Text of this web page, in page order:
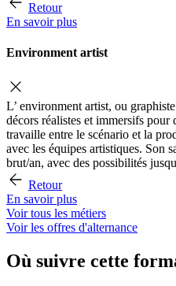
Retour
En savoir plus
Environment artist
L’ environment artist, ou
décors réalistes et immersifs
travaille entre le scénario et la
avec les équipes artistiques. Son
brut/an, avec des possibilités
Retour
En savoir plus
Voir tous les métiers
Voir les offres d'alternance
Où suivre cette